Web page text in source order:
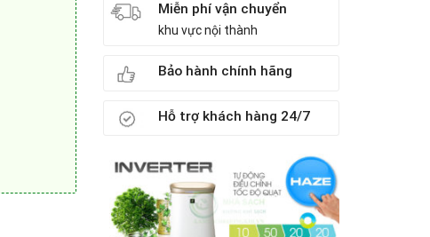
số lượng
Miễn phí vận chuyển
khu vực nội thành
Bảo hành chính hãng
Hỗ trợ khách hàng 24/7